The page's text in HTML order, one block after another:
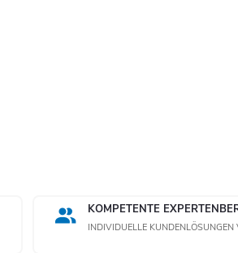
KOMPETENTE
INDIVIDUELLE KUNDENLÖSUNGEN